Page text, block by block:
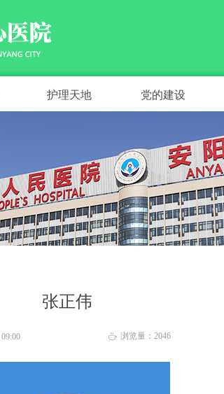
护理天地 党的建设
张正伟
09:00 ꄘ 浏览量： 2046